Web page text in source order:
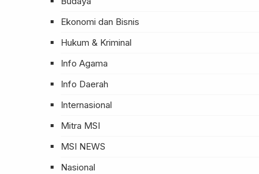
Ekonomi dan Bisnis
Hukum & Kriminal
Info Agama
Info Daerah
Internasional
Mitra MSI
MSI NEWS
Nasional